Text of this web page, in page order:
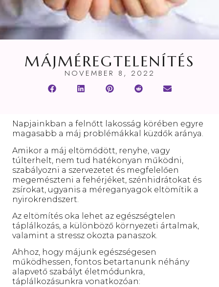
MÁJMÉREGTELENÍTÉS
NOVEMBER 8, 2022
Napjainkban a felnőtt lakosság körében egyre
magasabb a máj problémákkal küzdők aránya.
Amikor a máj eltömődött, renyhe, vagy
túlterhelt, nem tud hatékonyan működni,
szabályozni a szervezetet és megfelelően
megemészteni a fehérjéket, szénhidrátokat és
zsírokat, ugyanis a méreganyagok eltömítik a
nyirokrendszert.
Az eltömítés oka lehet az egészségtelen
táplálkozás, a különböző környezeti ártalmak,
valamint a stressz okozta panaszok.
Ahhoz, hogy májunk egészségesen
működhessen, fontos betartanunk néhány
alapvető szabályt életmódunkra,
táplálkozásunkra vonatkozóan: